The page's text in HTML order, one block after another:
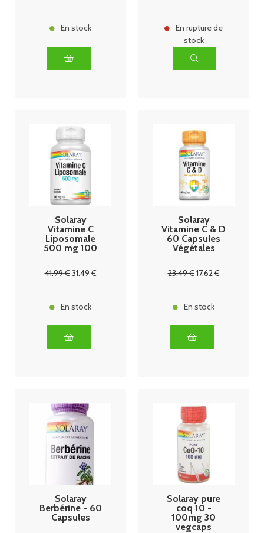
En stock
En rupture de
stock
Solaray
Vitamine C
Liposomale
500 mg 100
41.99€31.49€
En stock
Solaray
Vitamine C & D
60 Capsules
Végétales
23.49€17.62€
En stock
Solaray
Berbérine - 60
Capsules
Solaray pure
coq 10 -
100mg 30
vegcaps